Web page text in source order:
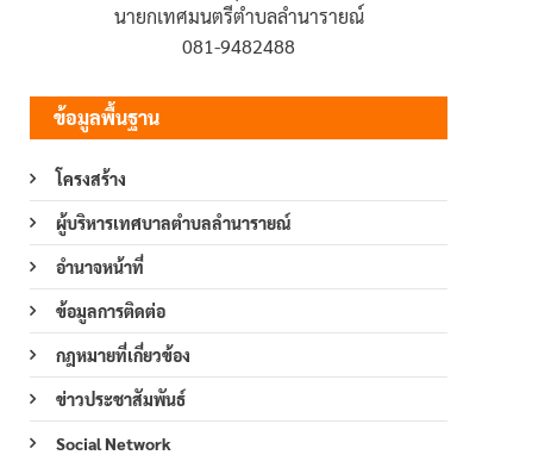
นายกเทศมนตรีตำบลลำนารายณ์
081-9482488
ข้อมูลพื้นฐาน
โครงสร้าง
ผู้บริหารเทศบาลตำบลลำนารายณ์
อำนาจหน้าที่
ข้อมูลการติดต่อ
กฎหมายที่เกี่ยวข้อง
ข่าวประชาสัมพันธ์
Social Network